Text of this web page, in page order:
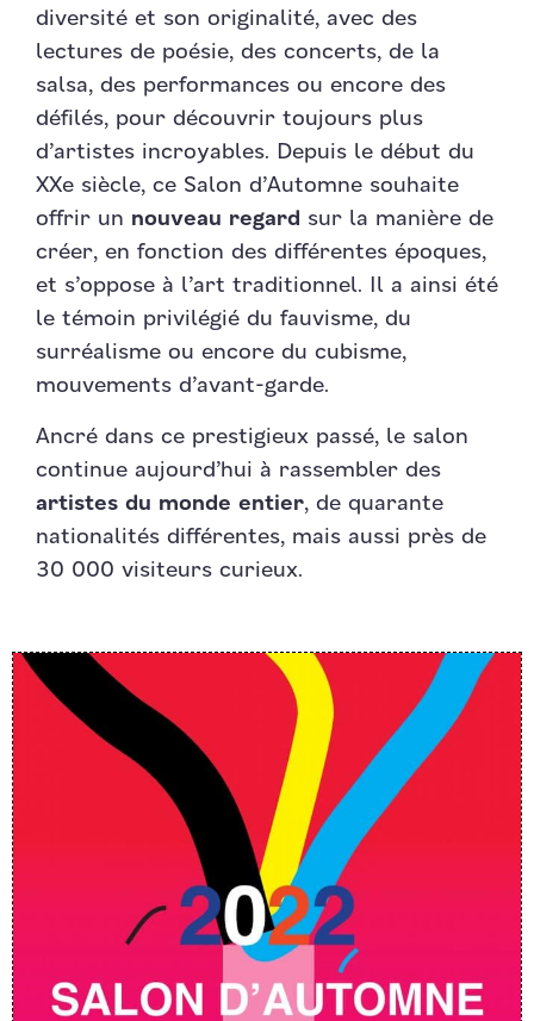
diversité et son originalité, avec des
lectures de poésie, des concerts, de la
salsa, des performances ou encore des
défilés, pour découvrir toujours plus
d’artistes incroyables. Depuis le début du
XXe siècle, ce Salon d’Automne souhaite
offrir un nouveau regard sur la manière de
créer, en fonction des différentes époques,
et s’oppose à l’art traditionnel. Il a ainsi été
le témoin privilégié du fauvisme, du
surréalisme ou encore du cubisme,
mouvements d’avant-garde.
Ancré dans ce prestigieux passé, le salon
continue aujourd’hui à rassembler des
artistes du monde entier, de quarante
nationalités différentes, mais aussi près de
30 000 visiteurs curieux.